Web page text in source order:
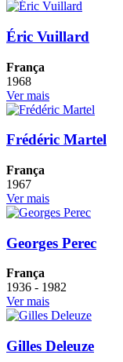
Éric Vuillard
França
1968
Ver mais
Frédéric Martel
França
1967
Ver mais
Georges Perec
França
1936 - 1982
Ver mais
Gilles Deleuze